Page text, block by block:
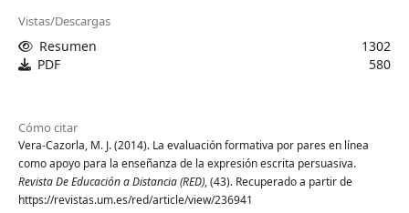
Vistas/Descargas
Resumen
1302
PDF
580
Cómo citar
Vera-Cazorla, M. J. (2014). La evaluación formativa por pares en línea
como apoyo para la enseñanza de la expresión escrita persuasiva.
Revista De Educación a Distancia (RED), (43). Recuperado a partir de
https://revistas.um.es/red/article/view/236941